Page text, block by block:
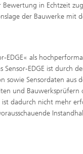
in Echtzeit
der Bauwerke mit
EDGE« als
EDGE ist durch
sowie Sensordaten aus
und Bauwerksprüfern
dadurch nicht mehr